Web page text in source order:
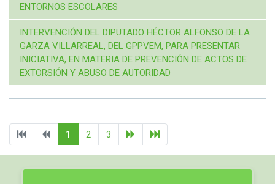
ENTORNOS ESCOLARES
INTERVENCIÓN DEL DIPUTADO HÉCTOR ALFONSO DE LA
GARZA VILLARREAL, DEL GPPVEM, PARA PRESENTAR
INICIATIVA, EN MATERIA DE PREVENCIÓN DE ACTOS DE
EXTORSIÓN Y ABUSO DE AUTORIDAD
1 2 3